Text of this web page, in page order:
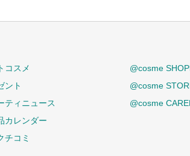
コスメ
ント
ティニュース
カレンダー
チコミ
@cosme
@cosme
@cosme